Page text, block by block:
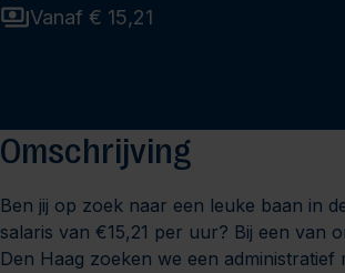
Vanaf € 15,21
Omschrijving
Ben jij op zoek naar een leuke baan in
salaris van €15,21 per uur? Bij een van
Den Haag zoeken we een